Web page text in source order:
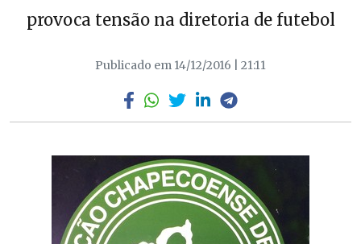
provoca tensão na diretoria de futebol
Publicado em 14/12/2016 | 21:11